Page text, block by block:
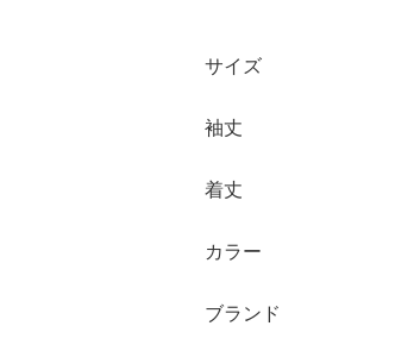
アクセサリー・腕時計
財布・ポーチ・ケース
帽子
ヘアアクセサリー
マタニティウェア・ベビ
ー用品
サイズ
ウェア（S/M/L）
M
XL
袖丈
ノースリーブ
半袖
長袖
着丈
ショート丈
ミドル丈
カラー
ブランド